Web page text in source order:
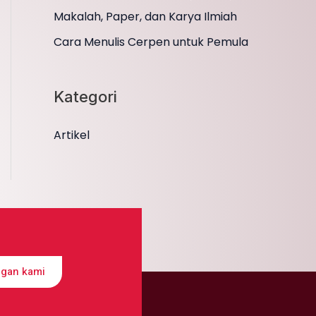
Makalah, Paper, dan Karya Ilmiah
Cara Menulis Cerpen untuk Pemula
Kategori
Artikel
kami